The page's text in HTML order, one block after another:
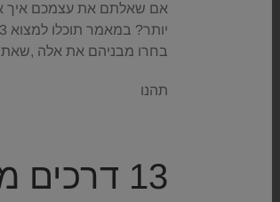
אם שאלתם את עצמכם איך
יותר? במאמר תוכלו למצוא 13 דרכים מעולות לשפר את מצב הרוח ולהרגיש הרבה יותר טוב .
בחרו מבניהם את אלה
תהנו
13 דרכים מעולות לעלות את מצב הרוח